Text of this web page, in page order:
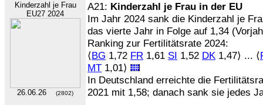
Kinderzahl je Frau
EU27 2024
26.06.26 (2802)
A21: Kinderzahl je Frau in der EU
Im Jahr 2024 sank die Kinderzahl je
das vierte Jahr in Folge auf 1,34
Ranking zur Fertilitätsrate 2024:
⟨BG 1,72 FR 1,61 SI 1,52 DK 1,47⟩ ... ⟨
MT 1,01⟩
In Deutschland erreichte die
2021 mit 1,58; danach sank sie jedes